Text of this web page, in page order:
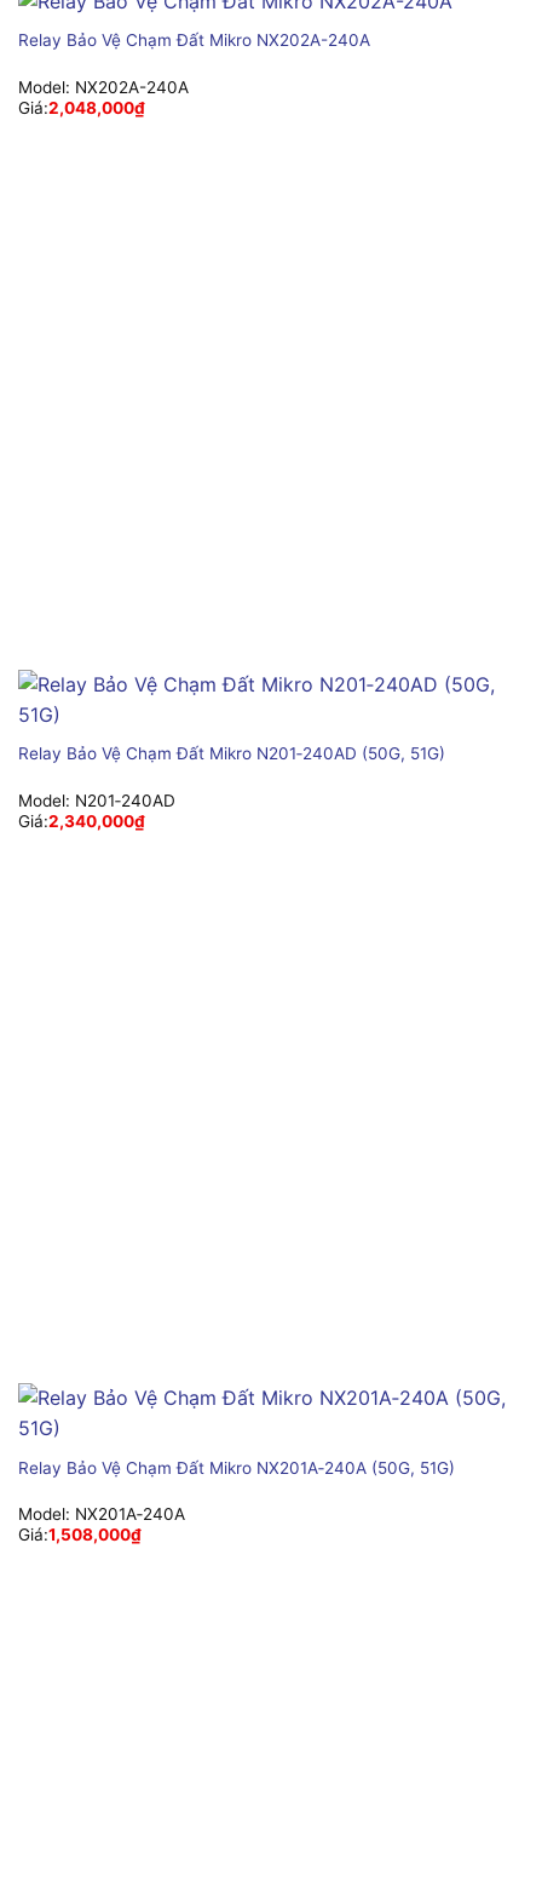
Relay Bảo Vệ Chạm Đất Mikro NX202A-240A
Model: NX202A-240A
Giá:2,048,000₫
Relay Bảo Vệ Chạm Đất Mikro N201‑240AD (50G, 51G)
Model: N201‑240AD
Giá:2,340,000₫
Relay Bảo Vệ Chạm Đất Mikro NX201A‑240A (50G, 51G)
Model: NX201A‑240A
Giá:1,508,000₫